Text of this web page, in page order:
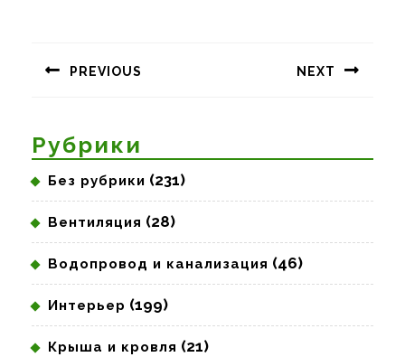
записям
PREVIOUS NEXT
Рубрики
Без рубрики (231)
Вентиляция (28)
Водопровод и канализация (46)
Интерьер (199)
Крыша и кровля (21)